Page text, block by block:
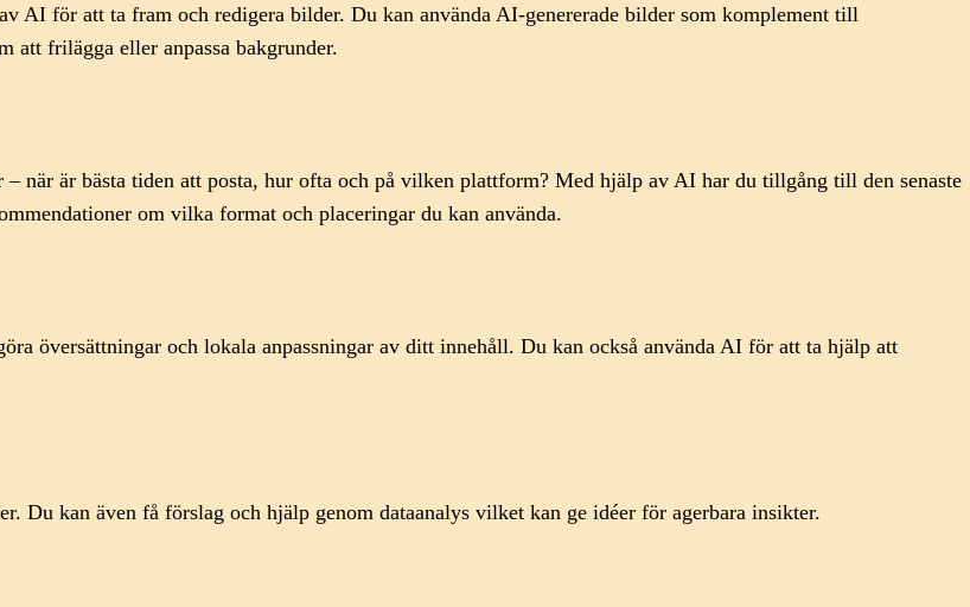
AI för att ta fram och redigera bilder. Du kan använda AI-genererade bilder som komplement till
att frilägga eller anpassa bakgrunder.
när är bästa tiden att posta, hur ofta och på vilken plattform? Med hjälp av AI har du tillgång till den senaste
om vilka format och placeringar du kan använda.
översättningar och lokala anpassningar av ditt innehåll. Du kan också använda AI för att ta hjälp att
Du kan även få förslag och hjälp genom dataanalys vilket kan ge idéer för agerbara insikter.